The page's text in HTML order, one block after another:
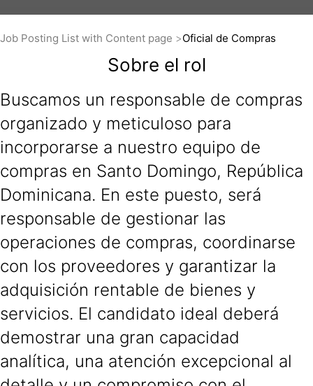
Job Posting List with Content page Oficial de Compras
Sobre el rol
Buscamos un responsable de compras
organizado y meticuloso para
incorporarse a nuestro equipo de
compras en Santo Domingo, República
Dominicana. En este puesto, será
responsable de gestionar las
operaciones de compras, coordinarse
con los proveedores y garantizar la
adquisición rentable de bienes y
servicios. El candidato ideal deberá
demostrar una gran capacidad
analítica, una atención excepcional al